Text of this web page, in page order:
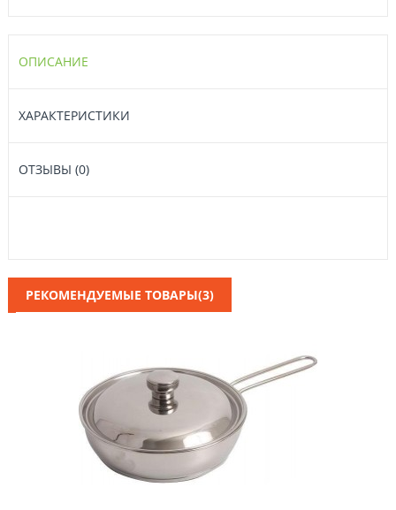
ОПИСАНИЕ
ХАРАКТЕРИСТИКИ
ОТЗЫВЫ (0)
РЕКОМЕНДУЕМЫЕ ТОВАРЫ(3)